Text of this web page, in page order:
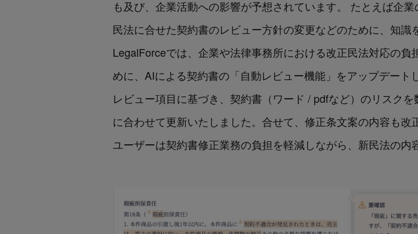
も及び、企業活動への影響が予想されています。
たとえば企業
民法に合せた契約書のレビュー方針の変更などのために、知識
LegalForceでは、企業や法律事務所における改正民法対応の
めに、AIによる契約書の「自動レビュー機能」をアップデー
レビュー項目に基づき、契約書（ワード / pdfなど）のリスク
に合わせて更新いたしました。合せて、修正条文案の内容も
ユーザーは契約書修正業務の負担を軽減しながら、新民法の内